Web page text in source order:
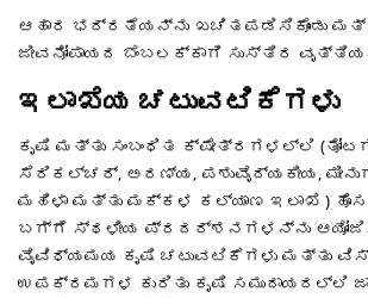
ಆಹಾರ ಭದ್ರತೆಯನ್ನು ಖಚಿತಪಡಿಸಿಕೊಂಡು
ಜೀವನೋಪಾಯದ ಬೆಂಬಲಕ್ಕಾಗಿ ಸುಸ್ತಿರ
ಇಲಾಖೆಯ ಚಟುವಟಿಕೆಗಳು
ಕೃಷಿ ಮತ್ತು ಸಂಬಂಧಿತ ಕ್ಷೇತ್ರಗಳಲ್ಲಿ
ಸೆರಿಕಲ್ಚರ್, ಅರಣ್ಯ, ಪಶುವೈದ್ಯಕೀಯ,
ಮಹಿಳಾ ಮತ್ತು ಮಕ್ಕಳ ಕಲ್ಯಾಣ ಇಲಾಖೆ )
ಬಗ್ಗೆ ಸ್ಥಳೀಯ ಪ್ರದರ್ಶನಗಳನ್ನು
ವೈವಿಧ್ಯಮಯ ಕೃಷಿ ಚಟುವಟಿಕೆಗಳು ಮತ್ತು
ಉಪಕ್ರಮಗಳ ಕುರಿತು ಕೃಷಿ ಸಮುದಾಯದಲ್ಲಿ